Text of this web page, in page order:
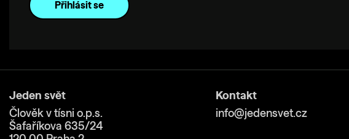
Jeden svět
Člověk v tísni o.p.s.
Šafaříkova 635/24
Kontakt
info@jedensvet.cz